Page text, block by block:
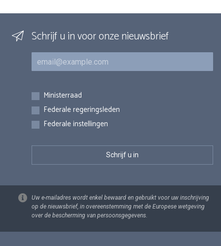
Schrijf u in voor onze nieuwsbrief
E-mail
Inschrijvingen
Ministerraad
Federale regeringsleden
Federale instellingen
Uw e-mailadres wordt enkel bewaard en gebruikt voor uw inschrijving
op de nieuwsbrief, in overeenstemming met de Europese wetgeving
over de bescherming van persoonsgegevens.